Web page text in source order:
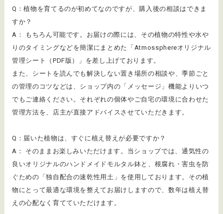
Q：植物を育てるのが初めてなのですが、購入後の相談はできま
すか？
A： もちろん可能です。お届けの際には、その植物の特性や水や
りのタイミングなどを簡潔にまとめた「Atmossphereオリジナル
管理シート（PDF版）」を差し上げております。
また、シートを読んでも解決しない置き場所の相談や、季節ごと
の管理のコツなどは、ショップ内の「メッセージ」機能よりいつ
でもご連絡ください。それぞれの個体やご自宅の環境に合わせた
管理方法を、店主が直接アドバイスさせていただきます。
Q：届いた植物は、すぐに植え替えが必要ですか？
A： そのままお楽しみいただけます。当ショップでは、通気性の
良いオリジナルのハンドメイドモルタル鉢と、根腐れ・害虫を防
ぐための「独自配合の速乾性用土」を使用しております。その植
物にとって最適な環境を整えてお届けしますので、数年は植え替
えの心配なく育てていただけます。